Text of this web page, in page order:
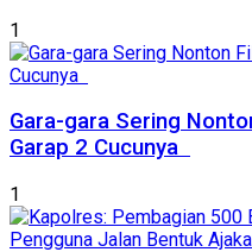
1
Gara-gara Sering
Garap 2 Cucunya
1